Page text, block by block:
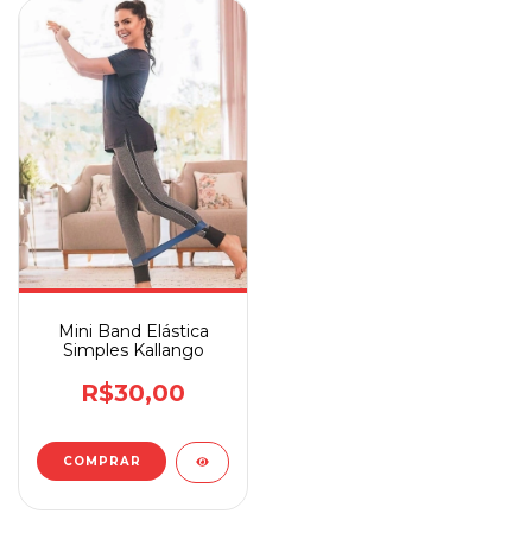
Mini Band Elástica
Simples Kallango
R$30,00
COMPRAR